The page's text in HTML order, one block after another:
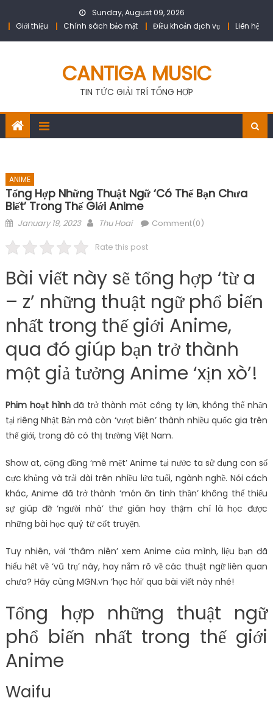
Sunday, August 09, 2026
Giới thiệu
Chính sách bảo mật Điều khoản dịch vụ Liên hệ
CANTIGA MUSIC
TIN TỨC GIẢI TRÍ TỔNG HỢP
ANIME
Tổng Hợp Những Thuật Ngữ ‘có Thể Bạn Chưa
Biết’ Trong Thế Giới Anime
Posted
January 19, 2023 Author
Thu Hoai Comment(0)
Rate this post
Bài viết này sẽ tổng hợp ‘từ a
– z’ những thuật ngữ phổ biến
nhất trong thế giới Anime,
qua đó giúp bạn trở thành
một giả tưởng Anime ‘xịn xò’!
Phim hoạt hìnhđã trở thành một công ty lớn, không thể nhận
tại riêng Nhật Bản mà còn ‘vượt biên’ thành nhiều quốc gia trên
thế giới, trong đó có thị trường Việt Nam.
Show at, cộng đồng ‘mê mệt’ Anime tại nước ta sử dụng con số
cực khủng và trải dài trên nhiều lứa tuổi, ngành nghề. Nói cách
khác, Anime đã trở thành ‘món ăn tinh thần’ không thể thiếu
sự giúp đỡ ‘người nhà’ thư giãn hay thậm chí là học được
những bài học quý từ cốt truyện.
Tuy nhiên, với ‘thâm niên’ xem Anime của mình, liệu bạn đã
hiểu hết về ‘vũ trụ’ này, hay nắm rõ về các thuật ngữ liên quan
chưa? Hãy cùng MGN.vn ‘học hỏi’ qua bài viết này nhé!
Tổng hợp những thuật ngữ
phổ biến nhất trong thế giới
Anime
Waifu